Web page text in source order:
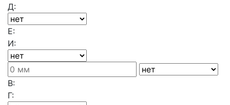
Д:
Е:
И:
В:
Г: